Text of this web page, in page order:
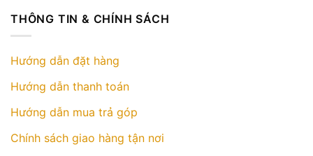
chọn
trên
sản
phẩm
THÔNG TIN & CHÍNH SÁCH
Hướng dẫn đặt hàng
Hướng dẫn thanh toán
Hướng dẫn mua trả góp
Chính sách giao hàng tận nơi